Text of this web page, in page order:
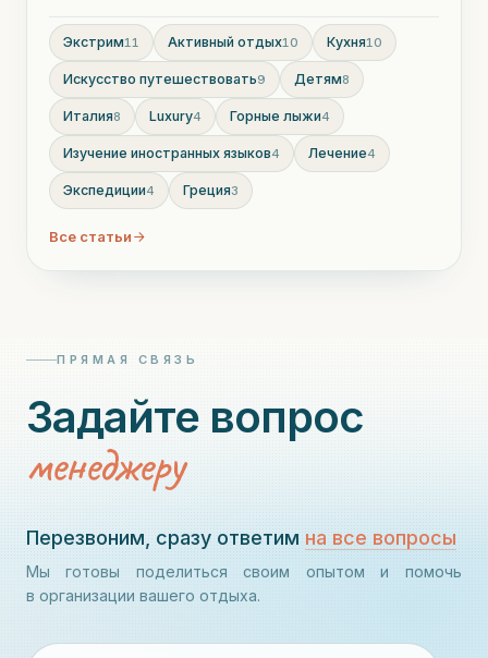
Экстрим11 Активный отдых10 Кухня10
Искусство путешествовать9 Детям8
Италия8 Luxury4 Горные лыжи4
Изучение иностранных языков4 Лечение4
Экспедиции4 Греция3
Все статьи
ПРЯМАЯ СВЯЗЬ
Задайте вопрос
менеджеру
Перезвоним, сразу ответим на все вопросы
Мы готовы поделиться своим опытом и помочь
в организации вашего отдыха.